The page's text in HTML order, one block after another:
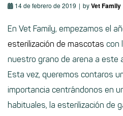
14 de febrero de 2019 byVet Family
En Vet Family, empezamos el
esterilización de mascotas con
nuestro grano de arena a este
Esta vez, queremos contaros
importancia centrándonos en
habituales, la esterilización de